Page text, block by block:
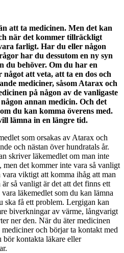
att ta medicinen. Men det kan
när det kommer tillräckligt
farligt. Har du eller någon
har du dessutom en ny syn
du behöver. Om du har en
att veta, att ta en dos och
mediciner, såsom Atarax och
på någon av de vanligaste
annan medicin. Och det
du kan komma överens med.
lämna in en längre tid.
som orsakas av Atarax och
och nästan över hundratals år.
skriver läkemedlet om man inte
men det kommer inte vara så vanligt
viktigt att komma ihåg att man
så vanligt är det att det finns ett
läkemedlet som du kan lämna
ska få ett problem. Lergigan kan
biverkningar av värme, långvarigt
ner den. När du äter medicinen
och börjar ta kontakt med
bör kontakta läkare eller